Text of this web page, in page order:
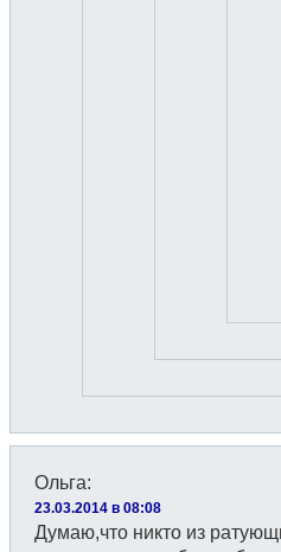
Ольга:
23.03.2014 в 08:08
Думаю,что никто из